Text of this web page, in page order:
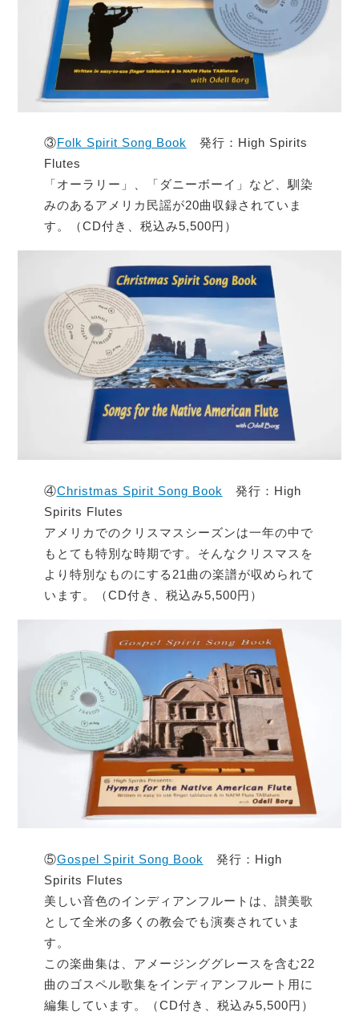
③Folk Spirit Song Book 発行：High Spirits
Flutes
「オーラリー」、「ダニーボーイ」など、馴染
みのあるアメリカ民謡が20曲収録されていま
す。（CD付き、税込み5,500円）
④Christmas Spirit Song Book 発行：High
Spirits Flutes
アメリカでのクリスマスシーズンは一年の中で
もとても特別な時期です。そんなクリスマスを
より特別なものにする21曲の楽譜が収められて
います。（CD付き、税込み5,500円）
⑤Gospel Spirit Song Book 発行：High
Spirits Flutes
美しい音色のインディアンフルートは、讃美歌
として全米の多くの教会でも演奏されていま
す。
この楽曲集は、アメージンググレースを含む22
曲のゴスペル歌集をインディアンフルート用に
編集しています。（CD付き、税込み5,500円）